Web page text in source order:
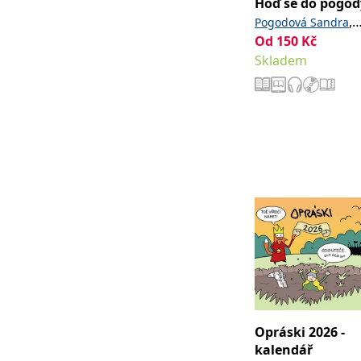
Hoď se do
Pogodová Sandra,
Pogoda Richard
Od 150 Kč
Skladem
Opráski 2026 -
kalendář